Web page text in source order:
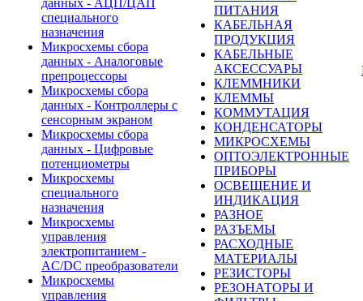
данных - АЦП/ЦАП
специального
назначения
Микросхемы сбора
данных - Аналоговые
препроцессоры
Микросхемы сбора
данных - Контроллеры с
сенсорным экраном
Микросхемы сбора
данных - Цифровые
потенциометры
Микросхемы
специального
назначения
Микросхемы
управления
электропитанием -
AC/DC преобразователи
Микросхемы
управления
ПИТАНИЯ
КАБЕЛЬНАЯ
ПРОДУКЦИЯ
КАБЕЛЬНЫЕ
АКСЕССУАРЫ
КЛЕММНИКИ
КЛЕММЫ
КОММУТАЦИЯ
КОНДЕНСАТОРЫ
МИКРОСХЕМЫ
ОПТОЭЛЕКТРОННЫЕ
ПРИБОРЫ
ОСВЕЩЕНИЕ И
ИНДИКАЦИЯ
РАЗНОЕ
РАЗЪЕМЫ
РАСХОДНЫЕ
МАТЕРИАЛЫ
РЕЗИСТОРЫ
РЕЗОНАТОРЫ И